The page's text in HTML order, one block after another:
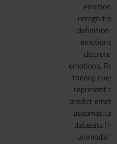
emotion
recognition:
definition of
emotions,
discrete
emotions,
theory, cues
represent
predict
datasets
unimodal to